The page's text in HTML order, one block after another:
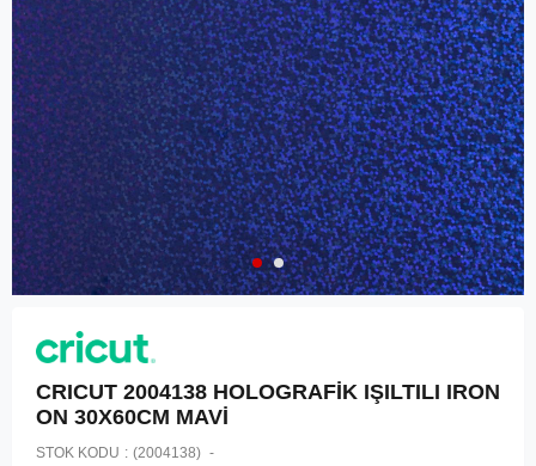
CRICUT 2004138 HOLOGRAFİK IŞILTILI IRON
ON 30X60CM MAVİ
STOK KODU (2004138)